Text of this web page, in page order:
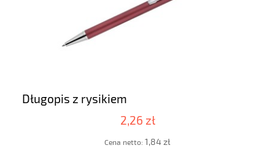
Długopis z rysikiem
2,26 zł
Cena netto: 1,84 zł